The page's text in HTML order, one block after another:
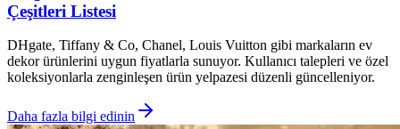
Çeşitleri Listesi
DHgate, Tiffany & Co, Chanel, Louis Vuitton gibi markaların ev
dekor ürünlerini uygun fiyatlarla sunuyor. Kullanıcı talepleri ve özel
koleksiyonlarla zenginleşen ürün yelpazesi düzenli güncelleniyor.
Daha fazla bilgi edinin